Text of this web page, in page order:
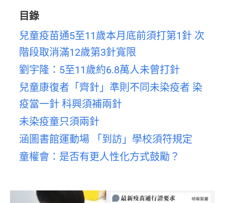
目錄
兒童疫苗通5至11歲本月底前須打第1針 次
階段取消滿12歲第3針寬限
劉宇隆：5至11歲約6.8萬人未曾打針
兒童康復者「齊針」準則不同未染疫者 染
疫當一針 科興須補兩針
未染疫童只須兩針
涵圖書館運動場 「到訪」學校須符規定
童權會：是否有更人性化方式鼓勵？